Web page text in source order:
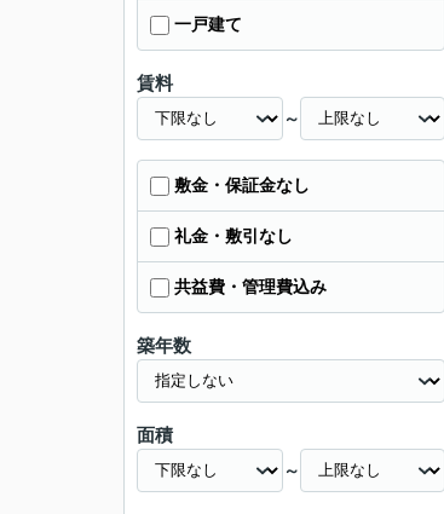
一戸建て
賃料
～
敷金・保証金なし
礼金・敷引なし
共益費・管理費込み
築年数
面積
～